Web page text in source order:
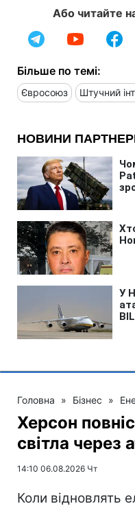
Або читайте
Більше по темі:
Євросоюз Штучний
Головна » Бізнес »
Херсон
світла через
14:10 06.08.2026 Чт
Коли відновлять